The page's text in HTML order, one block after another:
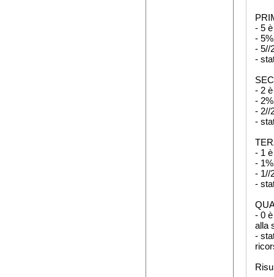
- 5
-
- 5//
-
- 2
-
- 2//
-
- 1
-
- 1//
-
- 0
alla
-